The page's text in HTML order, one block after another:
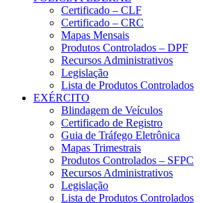
Certificado – CLF
Certificado – CRC
Mapas Mensais
Produtos Controlados – DPF
Recursos Administrativos
Legislação
Lista de Produtos Controlados
EXÉRCITO
Blindagem de Veículos
Certificado de Registro
Guia de Tráfego Eletrônica
Mapas Trimestrais
Produtos Controlados – SFPC
Recursos Administrativos
Legislação
Lista de Produtos Controlados